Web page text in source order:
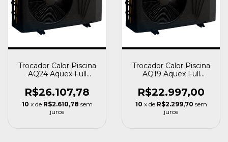
Trocador Calor Piscina
AQ24 Aquex Full
R$26.107,78
10 x de R$2.610,78 sem
juros
Trocador Calor Piscina
AQ19 Aquex Full
R$22.997,00
10 x de R$2.299,70 sem
juros